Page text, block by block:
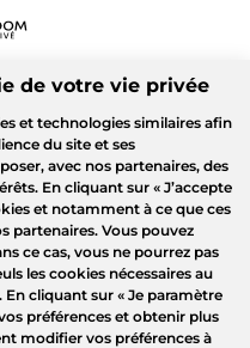
de votre vie privée
et technologies similaires afin
du site et ses
avec nos partenaires, des
En cliquant sur « J’accepte
et notamment à ce que ces
partenaires. Vous pouvez
ce cas, vous ne pourrez pas
les cookies nécessaires au
En cliquant sur « Je paramètre
préférences et obtenir plus
modifier vos préférences à